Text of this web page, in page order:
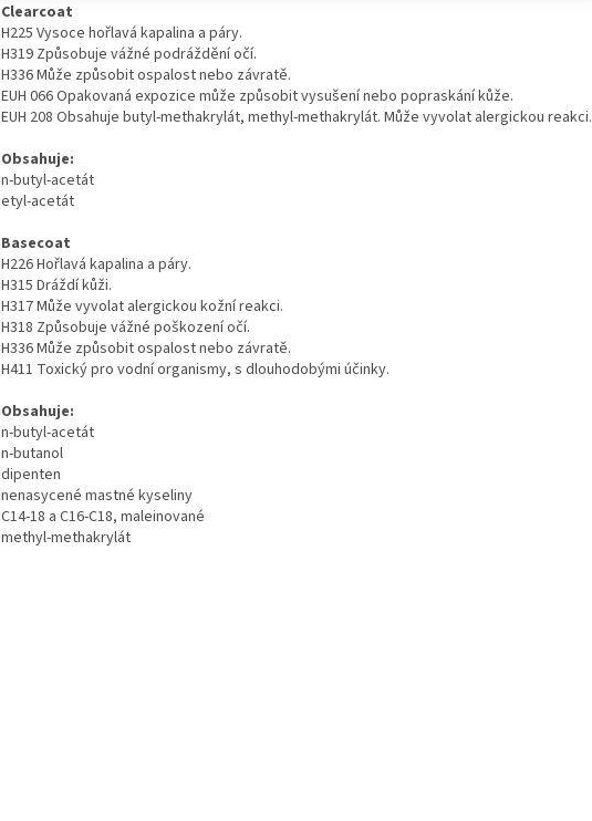
Clearcoat
H225 Vysoce hořlavá kapalina a páry.
H319 Způsobuje vážné podráždění očí.
H336 Může způsobit ospalost nebo závratě.
EUH 066 Opakovaná expozice může způsobit vysušení nebo popraskání kůže.
EUH 208 Obsahuje butyl-methakrylát, methyl-methakrylát. Může vyvolat alergickou reakci.
Obsahuje:
n-butyl-acetát
etyl-acetát
Basecoat
H226 Hořlavá kapalina a páry.
H315 Dráždí kůži.
H317 Může vyvolat alergickou kožní reakci.
H318 Způsobuje vážné poškození očí.
H336 Může způsobit ospalost nebo závratě.
H411 Toxický pro vodní organismy, s dlouhodobými účinky.
Obsahuje:
n-butyl-acetát
n-butanol
dipenten
nenasycené mastné kyseliny
C14-18 a C16-C18, maleinované
methyl-methakrylát